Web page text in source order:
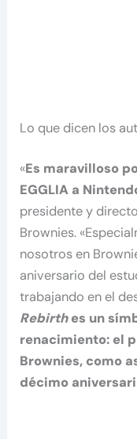
Lo que dicen los
«Es maravilloso
EGGLIA a
presidente y
Brownies.
nosotros en
aniversario del
trabajando en el
Rebirthes un
renacimiento: el
Brownies, como
décimo